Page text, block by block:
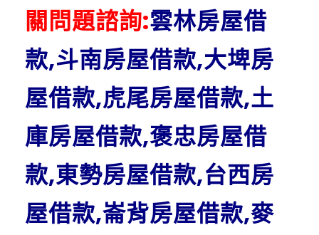
關問題諮詢:雲林房屋借
款,斗南房屋借款,大埤房
屋借款,虎尾房屋借款,土
庫房屋借款,褒忠房屋借
款,東勢房屋借款,台西房
屋借款,崙背房屋借款,麥